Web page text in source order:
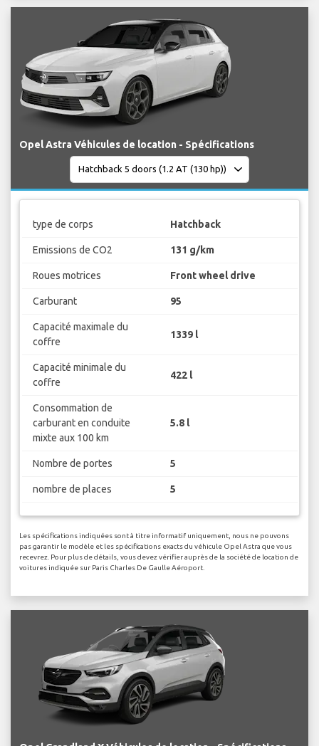
Opel Astra Véhicules de location - Spécifications
type de corps Hatchback
Emissions de CO2 131 g/km
Roues motrices Front wheel drive
Carburant 95
Capacité maximale du
coffre
1339 l
Capacité minimale du
coffre
422 l
Consommation de
carburant en conduite
mixte aux 100 km
5.8 l
Nombre de portes 5
nombre de places 5
Les spécifications indiquées sont à titre informatif uniquement, nous ne pouvons
pas garantir le modèle et les spécifications exacts du véhicule Opel Astra que vous
recevrez. Pour plus de détails, vous devez vérifier auprès de la société de location de
voitures indiquée sur Paris Charles De Gaulle Aéroport.